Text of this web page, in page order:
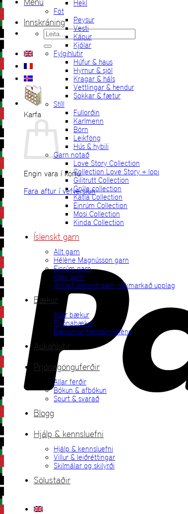
Menu
Innskráning
Leita
eftir:
Karfa
Engin vara í körfu.
Fara aftur í vefverslun
Hekl
Föt
Peysur
Vesti
Kápur
Kjólar
Fylgihlutir
Húfur & haus
Hyrnur & sjöl
Kragar & háls
Vettlingar & hendur
Sokkar & fætur
Stíll
Fullorðin
Karlmenn
Börn
Leikföng
Hús & hybili
Garn notað
Love Story Collection
Collection Love Story + lopi
Gilitrutt Collection
Grýla collection
Katla Collection
Einrúm Collection
Mosi Collection
Kinda Collection
Íslenskt garn
Allt garn
Hélène Magnússon garn
Einrúm garn
Ístex garn
Annað íslenskt garn, takmarkað upplag
Bækur
Allar bækur
Prjónabækur
Bækurnar hennar Hélène
Aukahlutir
Prjónagönguferðir
Allar ferðir
Bókun & afbókun
Spurt & svarað
Blogg
Hjálp & kennsluefni
Hjálp & kennsluefni
Villur & leiðréttingar
Skilmálar og skilyrði
Sölustaðir